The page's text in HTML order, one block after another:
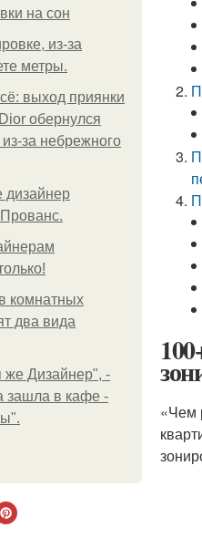
на сон
из-за
метры.
выход приянки
обернулся
за небрежного
дизайнер
комнатных
два вида
же Дизайнер", -
зашла в кафе -
«Чем